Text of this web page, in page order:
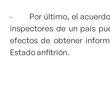
· Por último, el acuerdo
inspectores de un país
efectos de obtener
Estado anfitrión.